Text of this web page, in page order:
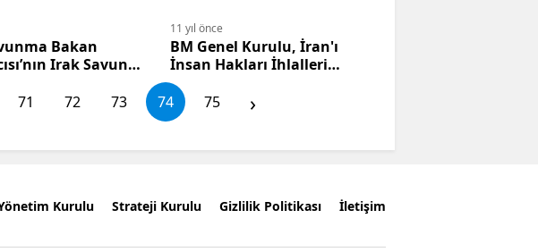
Bakan
Irak Savunma
11 yıl önce
BM Genel Kurulu, İran'ı
İnsan Hakları İhlalleri
nedeniyle kınadı
71 72 73 74 75 ›
Kurulu Strateji Kurulu Gizlilik Politikası İletişim